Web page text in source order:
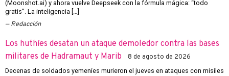
(Moonshot.ai) y ahora vuelve Deepseek con la fórmula mágica: “todo
gratis”. La inteligencia […]
Redacción
Los huthíes desatan un ataque demoledor contra las bases
militares de Hadramaut y Marib
8 de agosto de 2026
Decenas de soldados yemeníes murieron el jueves en ataques con misiles